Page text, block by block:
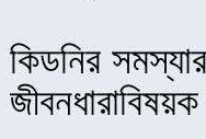
কিডনির